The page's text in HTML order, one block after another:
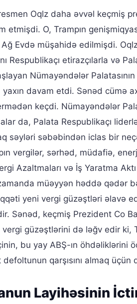
Oqlz daha əvvəl keçmiş
etmişdi. O, Trampın
Evdə müşahidə edilmişdi.
Respublikaçı etirazçılarla və
Nümayəndələr
yaxın davam etdi. Sənəd cümə
keçdi. Nümayəndələr
da, Palata Respublikaçı
səyləri səbəbindən iclas bir
vergilər, sərhəd, müdafiə,
Azaltmaları və İş Yaratma
müəyyən həddə qədər
yeni vergi güzəştləri əlavə
Sənəd, keçmiş Prezident Co
vergi güzəştlərini də ləğv edir ki,
bu yay ABŞ-ın öhdəliklərini
defoltunun qarşısını almaq
Layihəsinin